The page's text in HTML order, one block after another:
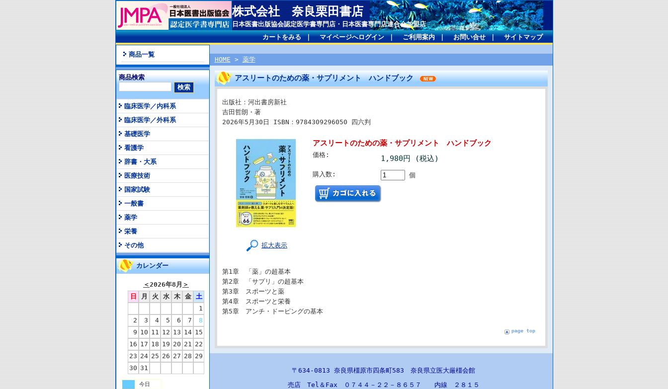
株式会社 奈良栗田書店
日本医書出版協会認定医学書専門店・日本医書専門店連合会加盟店
カートをみる｜ マイページへログイン｜ ご利用案内｜ お問い合せ｜ サイトマップ
商品一覧
商品検索
臨床医学／内科系
臨床医学／外科系
基礎医学
看護学
辞書・大系
医療技術
国家試験
一般書
薬学
栄養
その他
カレンダー
＜2026年8月 ＞
日
月 火 水 木 金
土
1
2
3 4 5 6 7
8
9 10 11 12 13 14 15
16 17 18 19 20 21 22
23 24 25 26 27 28 29
30 31
今日
HOME > 薬学
アスリートのための薬・サプリメント ハンドブック
出版社：河出書房新社
吉田哲朗・著
2026年5月30日 ISBN：9784309296050 四六判
拡大表示
アスリートのための薬・サプリメント ハンドブック
価格: 1,980円 (税込)
購入数: 個
第1章 「薬」の超基本
第2章 「サプリ」の超基本
第3章 スポーツと薬
第4章 スポーツと栄養
第5章 アンチ・ドーピングの基本
page top
〒634-0813 奈良県橿原市四条町583 奈良県立医大厳橿会館
売店 Tel＆Fax ０７４４－２２－８６５７ 内線 ２８１５